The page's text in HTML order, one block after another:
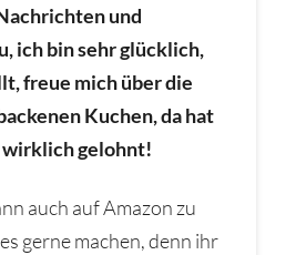
und
ich bin sehr glücklich,
freue mich über die
Kuchen, da hat
gelohnt!
auch auf Amazon zu
gerne machen, denn ihr